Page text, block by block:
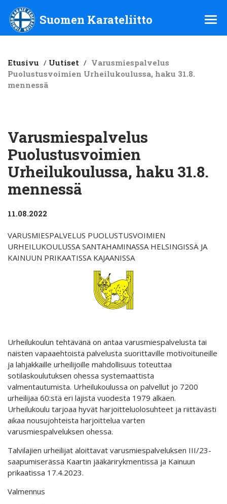
Suomen Karateliitto ry
Suomen Karateliitto
Etusivu / Uutiset / Varusmiespalvelus
Puolustusvoimien Urheilukoulussa, haku 31.8.
mennessä
Varusmiespalvelus
Puolustusvoimien
Urheilukoulussa, haku 31.8.
mennessä
11.08.2022
VARUSMIESPALVELUS PUOLUSTUSVOIMIEN
URHEILUKOULUSSA SANTAHAMINASSA HELSINGISSÄ JA
KAINUUN PRIKAATISSA KAJAANISSA
Urheilukoulun tehtävänä on antaa varusmiespalvelusta tai
naisten vapaaehtoista palvelusta suorittaville motivoituneille
ja lahjakkaille urheilijoille mahdollisuus toteuttaa
sotilaskoulutuksen ohessa systemaattista
valmentautumista. Urheilukoulussa on palvellut jo 7200
urheilijaa 60:stä eri lajista vuodesta 1979 alkaen.
Urheilukoulu tarjoaa hyvät harjoitteluolosuhteet ja riittävästi
aikaa nousujohteista harjoittelua varten
varusmiespalveluksen ohessa.
Talvilajien urheilijat aloittavat varusmiespalveluksen III/23-
saapumiserässä Kaartin jääkärirykmentissä ja Kainuun
prikaatissa 17.4.2023.
Valmennus